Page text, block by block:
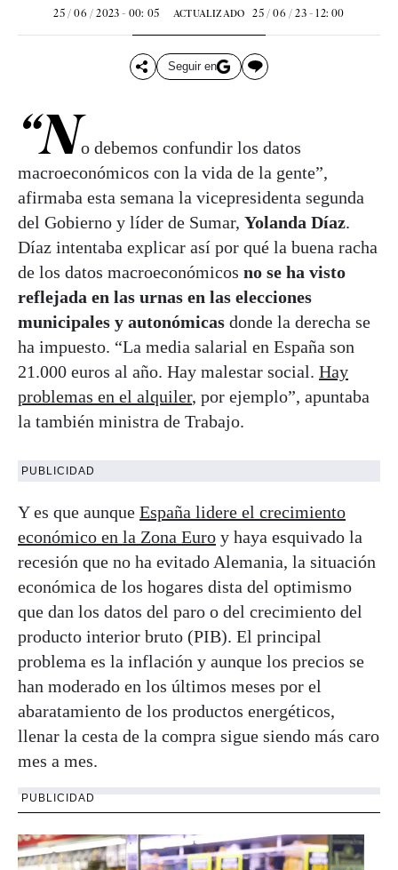
25 / 06 / 2023 - 00: 05 ACTUALIZADO 25 / 06 / 23 - 12: 00
Seguir en
“No debemos confundir los datos
macroeconómicos con la vida de la gente”,
afirmaba esta semana la vicepresidenta segunda
del Gobierno y líder de Sumar, Yolanda Díaz.
Díaz intentaba explicar así por qué la buena racha
de los datos macroeconómicos no se ha visto
reflejada en las urnas en las elecciones
municipales y autonómicas donde la derecha se
ha impuesto. “La media salarial en España son
21.000 euros al año. Hay malestar social. Hay
problemas en el alquiler, por ejemplo”, apuntaba
la también ministra de Trabajo.
PUBLICIDAD
Y es que aunque España lidere el crecimiento
económico en la Zona Euro y haya esquivado la
recesión que no ha evitado Alemania, la situación
económica de los hogares dista del optimismo
que dan los datos del paro o del crecimiento del
producto interior bruto (PIB). El principal
problema es la inflación y aunque los precios se
han moderado en los últimos meses por el
abaratamiento de los productos energéticos,
llenar la cesta de la compra sigue siendo más caro
mes a mes.
PUBLICIDAD